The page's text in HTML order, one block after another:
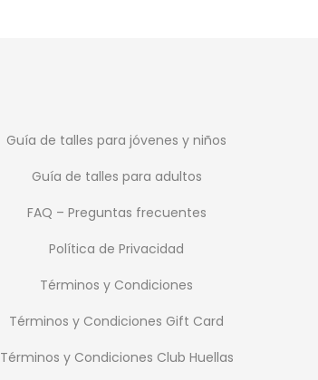
Guía de talles para jóvenes y niños
Guía de talles para adultos
FAQ – Preguntas frecuentes
Política de Privacidad
Términos y Condiciones
Términos y Condiciones Gift Card
Términos y Condiciones Club Huellas